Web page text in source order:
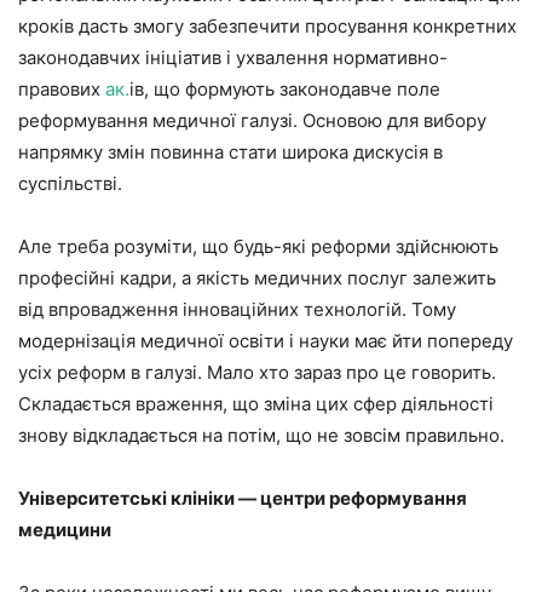
кроків дасть змогу забезпечити просування конкретних
законодавчих ініціатив і ухвалення нормативно-
правових ак.ів, що формують законодавче поле
реформування медичної галузі. Основою для вибору
напрямку змін повинна стати широка дискусія в
суспільстві.
Але треба розуміти, що будь-які реформи здійснюють
професійні кадри, а якість медичних послуг залежить
від впровадження інноваційних технологій. Тому
модернізація медичної освіти і науки має йти попереду
усіх реформ в галузі. Мало хто зараз про це говорить.
Складається враження, що зміна цих сфер діяльності
знову відкладається на потім, що не зовсім правильно.
Університетські клініки — центри реформування
медицини